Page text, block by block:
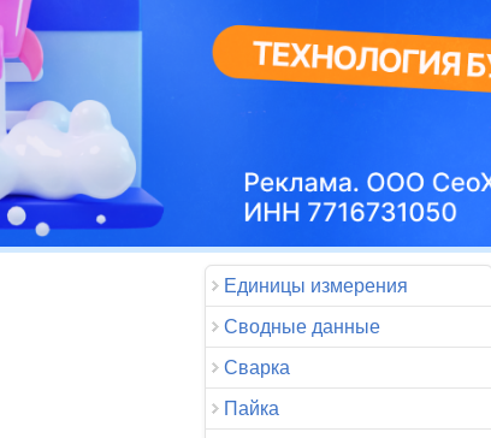
Единицы измерения
Сводные данные
Сварка
Пайка